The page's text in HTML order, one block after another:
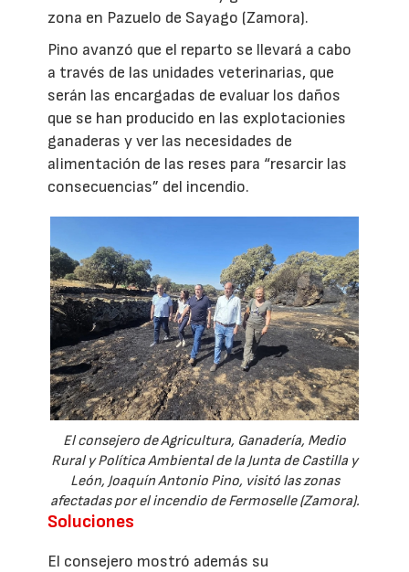
zona en Pazuelo de Sayago (Zamora).
Pino avanzó que el reparto se llevará a cabo
a través de las unidades veterinarias, que
serán las encargadas de evaluar los daños
que se han producido en las explotacionies
ganaderas y ver las necesidades de
alimentación de las reses para “resarcir las
consecuencias” del incendio.
El consejero de Agricultura, Ganadería, Medio
Rural y Política Ambiental de la Junta de Castilla y
León, Joaquín Antonio Pino, visitó las zonas
afectadas por el incendio de Fermoselle (Zamora).
Soluciones
El consejero mostró además su